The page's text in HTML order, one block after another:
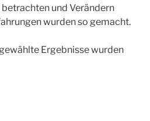
und Verändern
wurden so gemacht.
Ergebnisse wurden